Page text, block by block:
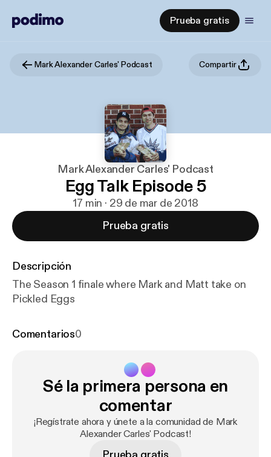
Prueba gratis
Mark Alexander Carles' Podcast Compartir
Mark Alexander Carles' Podcast
Egg Talk Episode 5
17 min · 29 de mar de 2018
Prueba gratis
Descripción
The Season 1 finale where Mark and Matt take on
Pickled Eggs
Comentarios0
Sé la primera persona en
comentar
¡Regístrate ahora y únete a la comunidad de Mark
Alexander Carles' Podcast!